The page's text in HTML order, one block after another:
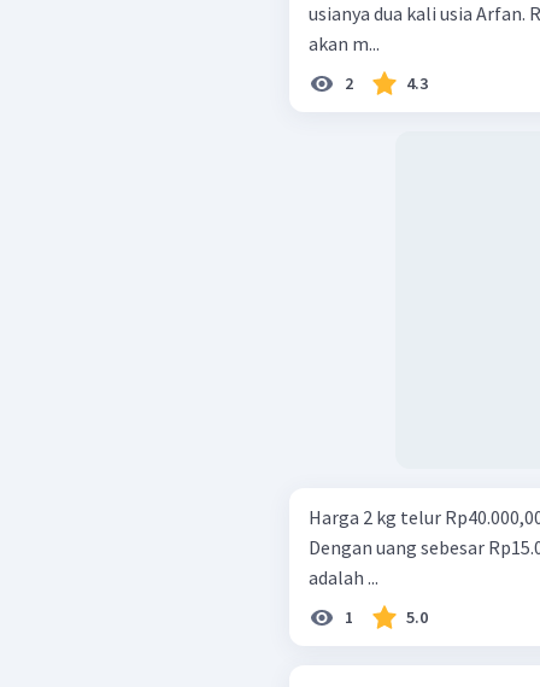
usianya dua kali usia Arfan.
akan m...
2 4.3
Harga 2 kg telur
Dengan uang sebesar
adalah ...
1 5.0